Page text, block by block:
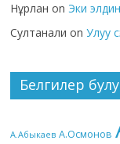
Нұрлан on Эки
Султанали onУлуу
Белгилер
А.Абыкаев А.Осмонов